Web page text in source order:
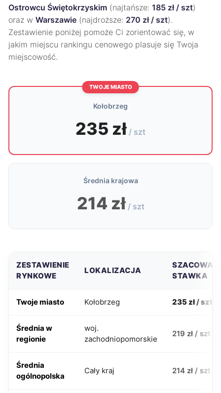
Ostrowcu Świętokrzyskim (najtańsze: 185 zł / szt)
oraz w Warszawie (najdroższe: 270 zł / szt).
Zestawienie poniżej pomoże Ci zorientować się, w
jakim miejscu rankingu cenowego plasuje się Twoja
miejscowość.
TWOJE MIASTO
Kołobrzeg
235 zł / szt
Średnia krajowa
214 zł / szt
ZESTAWIENIE
RYNKOWE
LOKALIZACJA
STAWKA
Twoje miasto Kołobrzeg 235 zł / szt
Średnia w
regionie
woj.
zachodniopomorskie
219 zł / szt
Średnia
ogólnopolska
Cały kraj 214 zł / szt